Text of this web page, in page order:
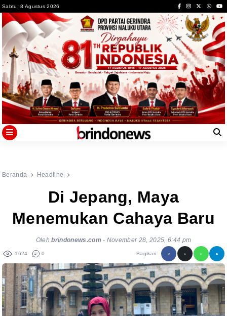
to
content
Sabtu, 8 Agustus 2026
Beranda Headline
Di Jepang, Maya
Menemukan Cahaya Baru
Olehbrindonews.com - November 28, 2025, 6:44 pm
1624 0 Bagikan: